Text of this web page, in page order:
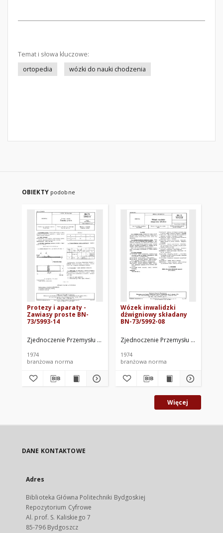
Temat i słowa kluczowe:
ortopedia
wózki do nauki chodzenia
OBIEKTY podobne
Protezy i aparaty -
Zawiasy proste BN-
73/5993-14
Zjednoczenie Przemysłu Ortopedycznego. Oprac.
1974
branżowa norma
Wózek inwalidzki
dźwigniowy składany
BN-73/5992-08
Zjednoczenie Przemysłu
1974
branżowa norma
Więcej
DANE KONTAKTOWE
Adres
Biblioteka Główna Politechniki Bydgoskiej
Repozytorium Cyfrowe
Al. prof. S. Kaliskiego 7
85-796 Bydgoszcz